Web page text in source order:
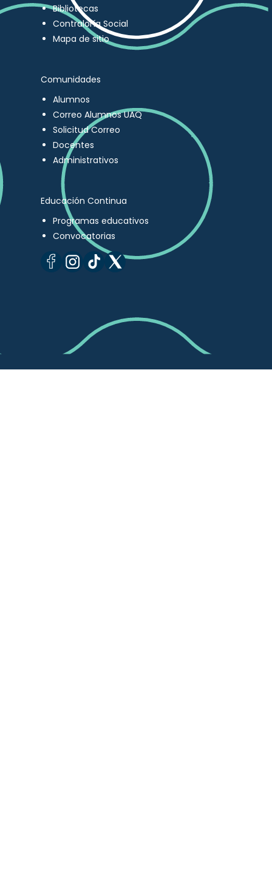
Bibliotecas
Contraloría Social
Mapa de sitio
Comunidades
Alumnos
Correo Alumnos UAQ
Solicitud Correo
Docentes
Administrativos
Educación Continua
Programas educativos
Convocatorias